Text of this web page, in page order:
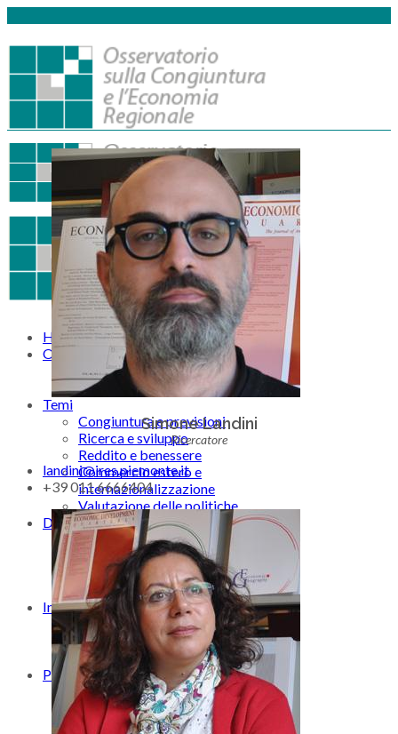
Home
Osservatorio
Missione
Gruppo di lavoro
Temi
Congiuntura e previsioni
Ricerca e sviluppo
Reddito e benessere
Commercio estero e
internazionalizzazione
Valutazione delle politiche
Dati e Statistiche
Analisi dei bilanci
Struttura Produttiva
Importazioni-esportazioni
Metadati e definizioni
Insights
Infografiche
Podcast
Videos
Pubblicazioni
Valutazione delle politiche
Congiuntura
Mappe
Simone Landini
Ricercatore
landini@ires.piemonte.it
+39 011 6666404